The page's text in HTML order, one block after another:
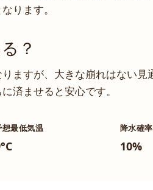
ります。
？
ますが、大きな崩れはない見
済ませると安心です。
想最低気温 降水確率
10%